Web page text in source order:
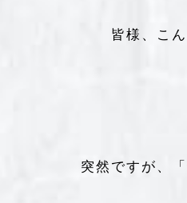
皆様、こん
突然ですが、